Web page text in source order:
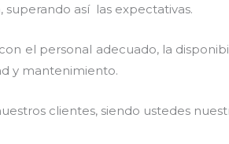
así las expectativas.
el personal adecuado, la
y mantenimiento.
clientes, siendo ustedes